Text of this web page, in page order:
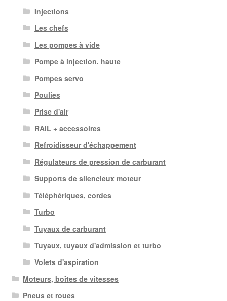
Injections
Les chefs
Les pompes à vide
Pompe à injection. haute
Pompes servo
Poulies
Prise d'air
RAIL + accessoires
Refroidisseur d'échappement
Régulateurs de pression de carburant
Supports de silencieux moteur
Téléphériques, cordes
Turbo
Tuyaux de carburant
Tuyaux, tuyaux d'admission et turbo
Volets d'aspiration
Moteurs, boîtes de vitesses
Pneus et roues